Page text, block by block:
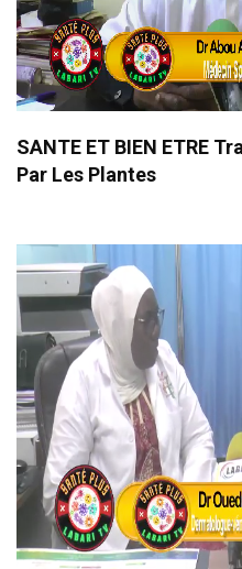
SANTE ET BIEN ETRE
Par Les Plantes